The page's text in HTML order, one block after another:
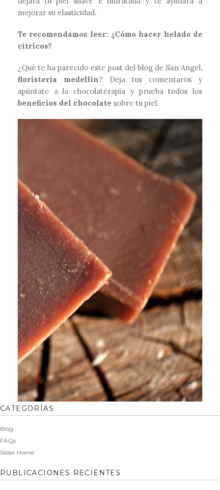
mejorar su elasticidad.
Te recomendamos leer: ¿Cómo hacer helado de
cítricos?
¿Qué te ha parecido este post del blog de San Angel,
floristería medellin? Deja tus comentaros y
apúntate a la chocolaterapia y prueba todos los
beneficios del chocolatesobre tu piel.
CATEGORÍAS
Blog
FAQs
Slider Home
PUBLICACIONES RECIENTES